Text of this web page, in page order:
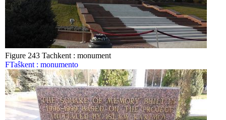
Figure 243 Tachkent : monument
FTaŝkent : monumento